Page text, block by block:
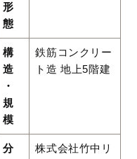
形
態
構
造
・
規
模
鉄筋コンクリー
ト造 地上5階建
分
株式会社竹中リ